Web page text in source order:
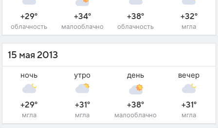
+29°
облачность
+34°
малооблачно
+38°
облачность
+32°
мгла
15 мая 2013
ночь
+29°
мгла
утро
+31°
мгла
день
+38°
малооблачно
вечер
+31°
мгла